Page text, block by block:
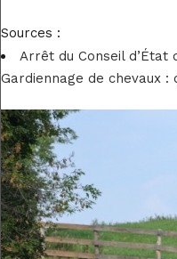
Sources :
Arrêt du Conseil d’État
Gardiennage de chevaux